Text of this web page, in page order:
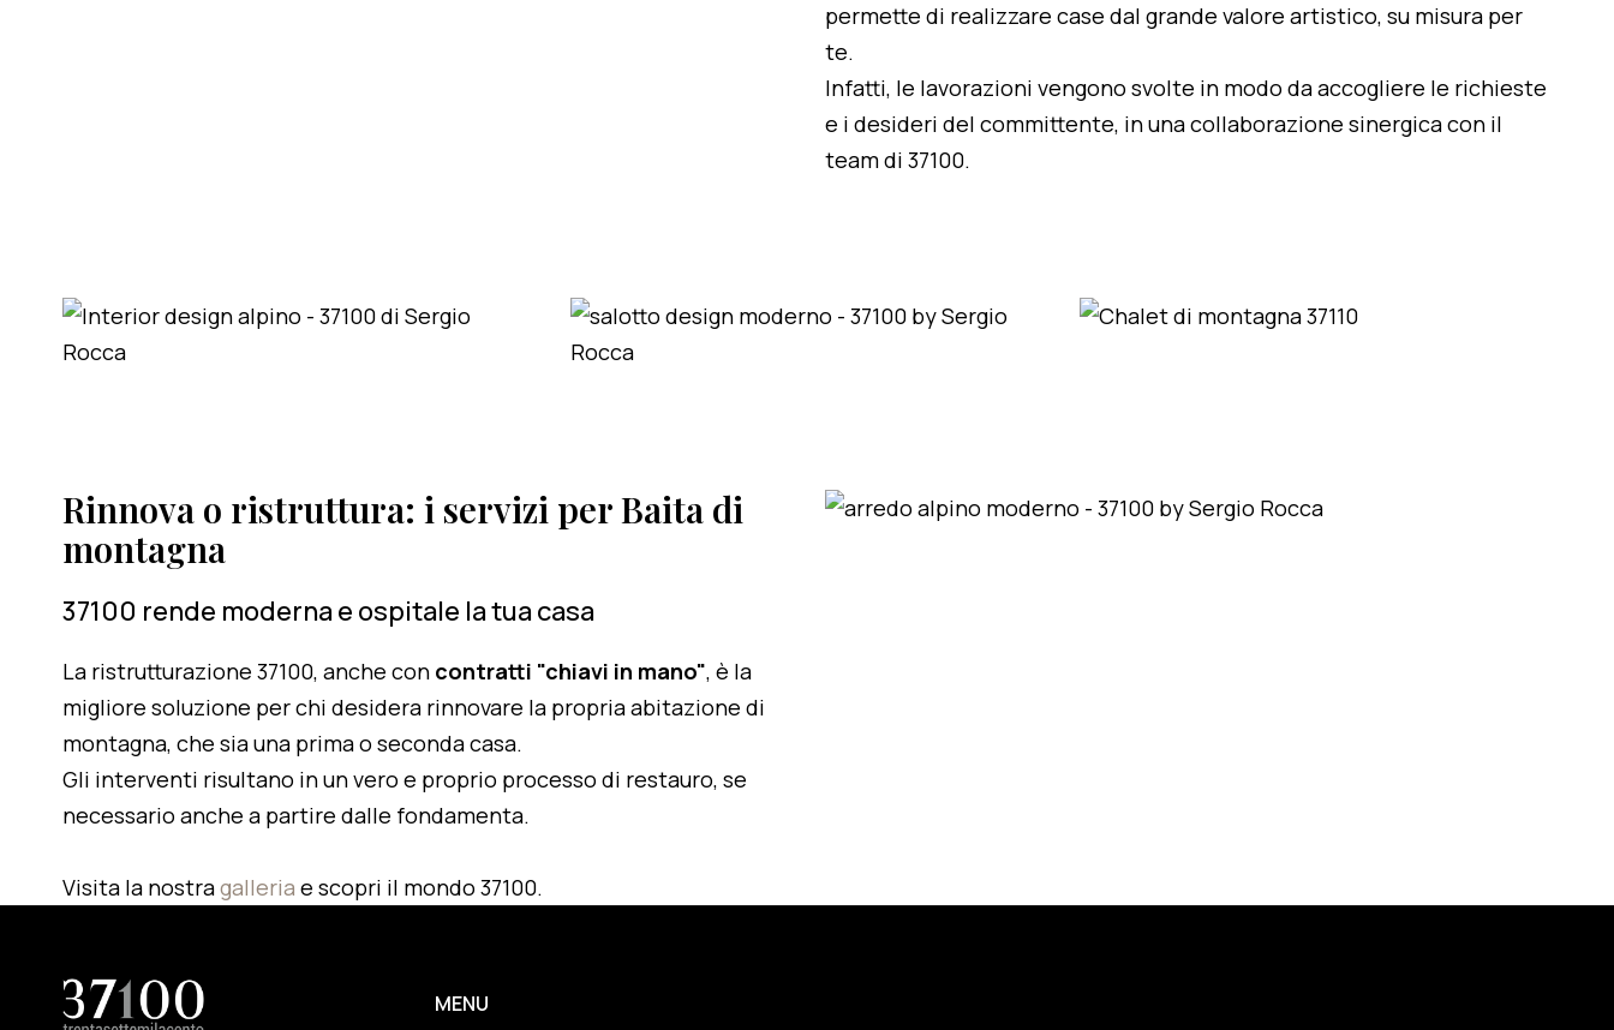
permette di realizzare case dal grande valore artistico, su misura per
te.
Infatti, le lavorazioni vengono svolte in modo da accogliere le richieste
e i desideri del committente, in una collaborazione sinergica con il
team di 37100.
Rinnova o ristruttura: i servizi per Baita di
montagna
37100 rende moderna e ospitale la tua casa
La ristrutturazione 37100, anche con contratti "chiavi in mano", è la
migliore soluzione per chi desidera rinnovare la propria abitazione di
montagna, che sia una prima o seconda casa.
Gli interventi risultano in un vero e proprio processo di restauro, se
necessario anche a partire dalle fondamenta.
Visita la nostragalleria e scopri il mondo 37100.
MENU